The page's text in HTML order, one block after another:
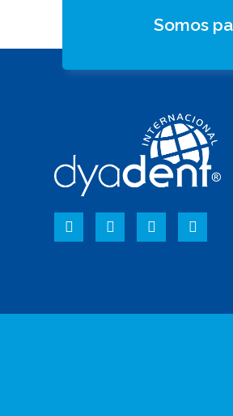
Somos